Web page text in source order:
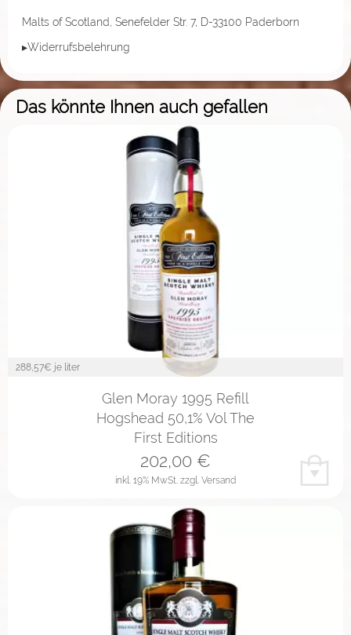
Malts of Scotland, Senefelder Str. 7, D-33100 Paderborn
▸Widerrufsbelehrung
Das könnte Ihnen auch gefallen
288,57€ je liter
Glen Moray 1995 Refill
Hogshead 50,1% Vol The
First Editions
inkl. 19% MwSt. zzgl. Versand
202,00 €